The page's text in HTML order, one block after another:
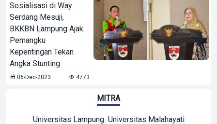
Sosialisasi di Way
Serdang Mesuji,
BKKBN Lampung Ajak
Pemangku
Kepentingan Tekan
Angka Stunting
06-Dec-2023 4773
MITRA
Universitas Lampung Universitas Malahayati